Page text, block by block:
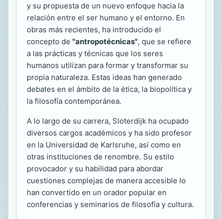
y su propuesta de un nuevo enfoque hacia la
relación entre el ser humano y el entorno. En
obras más recientes, ha introducido el
concepto de "antropotécnicas", que se refiere
a las prácticas y técnicas que los seres
humanos utilizan para formar y transformar su
propia naturaleza. Estas ideas han generado
debates en el ámbito de la ética, la biopolítica y
la filosofía contemporánea.
A lo largo de su carrera, Sloterdijk ha ocupado
diversos cargos académicos y ha sido profesor
en la Universidad de Karlsruhe, así como en
otras instituciones de renombre. Su estilo
provocador y su habilidad para abordar
cuestiones complejas de manera accesible lo
han convertido en un orador popular en
conferencias y seminarios de filosofía y cultura.